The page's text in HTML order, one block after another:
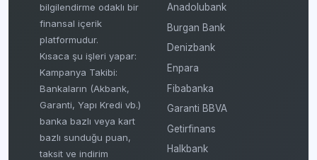
bilgilendirme odaklı bir
finansal içerik
platformudur.
Kısaca şu işleri yapar:
Kampanya Takibi:
Bankaların (Akbank,
Garanti, Yapı Kredi vb.)
banka bazlı veya kart
bazlı sunduğu puan,
taksit ve indirim
Anadolubank
Burgan Bank
Denizbank
Enpara
Fibabanka
Garanti BBVA
Getirfinans
Halkbank